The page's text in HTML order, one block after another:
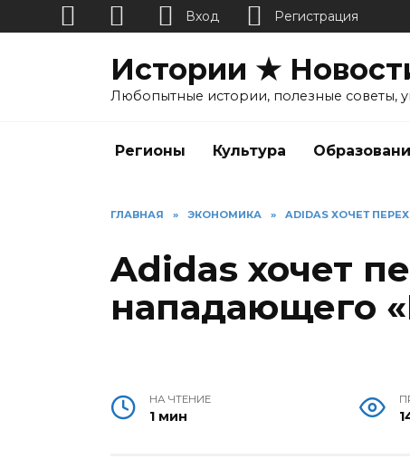
Истории ★
Любопытные истории, полезные советы,
Регионы Культура
ГЛАВНАЯ » ЭКОНОМИКА » ADIDAS ХОЧЕТ
Adidas хочет
нападающего
НА ЧТЕНИЕ
1 мин
Вход Регистрация